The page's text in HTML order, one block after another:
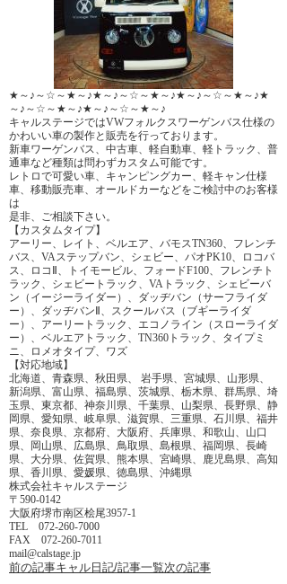
★～♪～☆～★～♪★～♪～☆～★～♪★～♪～☆～★～♪★
～♪～☆～★～♪★～♪～☆～★～♪
キャルステージではVWフォルクスワーゲンバス仕様の
かわいい車の製作と販売を行っております。
新車ワーゲンバス、中古車、軽自動車、軽トラック、普
通車など種類は問わずカスタム可能です。
レトロで可愛い車、キャンピングカー、軽キャン仕様
車、移動販売車、オールドカーなどをご検討中のお客様
は
是非、ご相談下さい。
【カスタムタイプ】
アーリー、レイト、ベルエア、バモスTN360、フレンチ
バス、VAステップバン、シェビー、パオPK10、ロコバ
ス、ロコⅡ、トイモービル、フォードF100、フレンチト
ラック、シェビートラック、VAトラック、シェビーバ
ン（イージーライダー）、ダッヂバン（サーフライダ
ー）、ダッヂバンⅡ、スクールバス（ブギーライダ
ー）、アーリートラック、エコノライン（スローライダ
ー）、ベルエアトラック、TN360トラック、タイプミ
ニ、ロメオタイプ、ワズ
【対応地域】
北海道、青森県、秋田県、 岩手県、宮城県、山形県、
新潟県、富山県、福島県、茨城県、栃木県、群馬県、埼
玉県、東京都、神奈川県、千葉県、山梨県、長野県、静
岡県、愛知県、岐阜県、滋賀県、三重県、石川県、福井
県、奈良県、京都府、大阪府、兵庫県、和歌山、山口
県、岡山県、広島県、鳥取県、島根県、福岡県、長崎
県、大分県、佐賀県、熊本県、宮崎県、鹿児島県、高知
県、香川県、愛媛県、徳島県、沖縄県
株式会社キャルステージ
〒590-0142
大阪府堺市南区桧尾3957-1
TEL 072-260-7000
FAX 072-260-7011
mail@calstage.jp
前の記事キャル日記/記事一覧次の記事